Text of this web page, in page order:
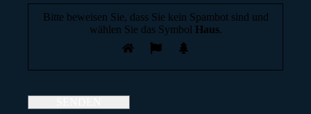
Bitte beweisen Sie, dass Sie kein Spambot sind und
wählen Sie das Symbol Haus.